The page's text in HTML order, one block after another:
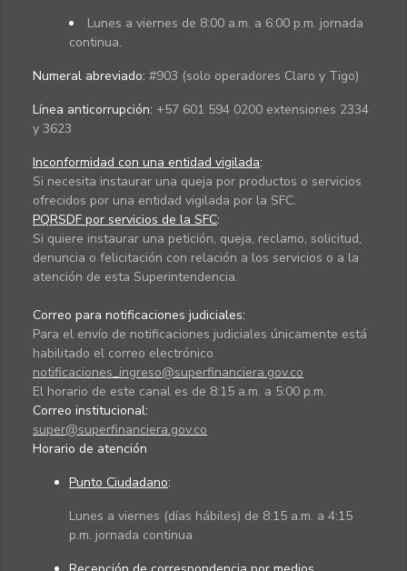
Lunes a viernes de 8:00 a.m. a 6:00 p.m. jornada
continua.
Numeral abreviado: #903 (solo operadores Claro y Tigo)
Línea anticorrupción: +57 601 594 0200 extensiones 2334
y 3623
Inconformidad con una entidad vigilada:
Si necesita instaurar una queja por productos o servicios
ofrecidos por una entidad vigilada por la SFC.
PQRSDF por servicios de la SFC:
Si quiere instaurar una petición, queja, reclamo, solicitud,
denuncia o felicitación con relación a los servicios o a la
atención de esta Superintendencia.
Correo para notificaciones judiciales:
Para el envío de notificaciones judiciales únicamente está
habilitado el correo electrónico
notificaciones_ingreso@superfinanciera.gov.co
El horario de este canal es de 8:15 a.m. a 5:00 p.m.
Correo institucional:
super@superfinanciera.gov.co
Horario de atención
Punto Ciudadano:
Lunes a viernes (días hábiles) de 8:15 a.m. a 4:15
p.m. jornada continua